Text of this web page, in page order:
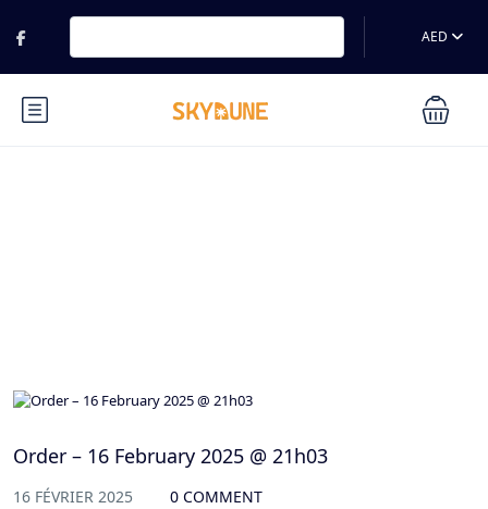
AED
Order – 16 February 2025 @ 21h03
16 FÉVRIER 2025 0 COMMENT